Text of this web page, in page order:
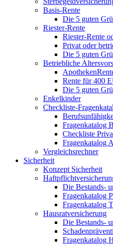
Basis-Rente
Die 5 guten
Riester-Rente
Riester-Rente
Privat oder
Die 5 guten
Betriebliche
Rente für 400
Die 5 guten
Enkelkinder
Checkliste-
Fragenkatalog
Checkliste
Fragenkatalog
Vergleichsrechner
Sicherheit
Konzept Sicherheit
Die Bestands-
Fragenkatalog
Fragenkatalog
Hausratversicherung
Die Bestands-
Fragenkatalog